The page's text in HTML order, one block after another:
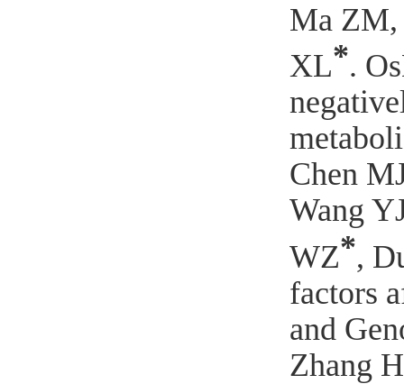
Ma
XL*.
Chen
Wang
WZ*,
factors
and
Zhang